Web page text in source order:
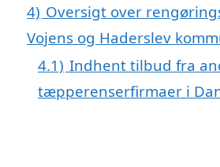
4) Oversigt over
Vojens og Haderslev
4.1) Indhent tilbud fra
tæpperenserfirmaer i